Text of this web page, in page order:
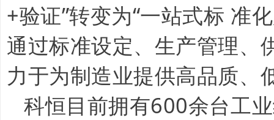
+验证”转变为“一站式标 准
通过标准设定、生产管理、
力于为制造业提供高品质
科恒目前拥有600余台工